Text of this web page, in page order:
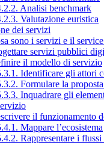
Analisi benchmark
Valutazione euristica
dei servizi
sono i servizi e il
servizi pubblici
il modello di servizio
Identificare gli attori
Formulare la
Inquadrare gli
il funzionamento
Mappare l’ecosistema
Rappresentare i